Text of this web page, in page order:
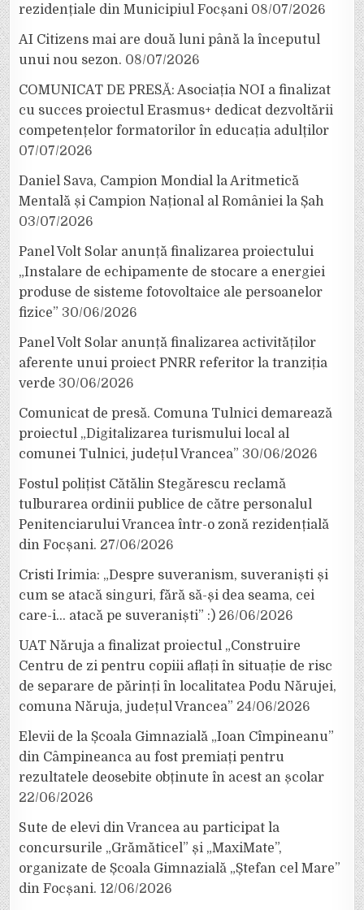
rezidențiale din Municipiul Focșani 08/07/2026
AI Citizens mai are două luni până la începutul
unui nou sezon. 08/07/2026
COMUNICAT DE PRESĂ: Asociația NOI a finalizat
cu succes proiectul Erasmus+ dedicat dezvoltării
competențelor formatorilor în educația adulților
07/07/2026
Daniel Sava, Campion Mondial la Aritmetică
Mentală și Campion Național al României la Șah
03/07/2026
Panel Volt Solar anunță finalizarea proiectului
„Instalare de echipamente de stocare a energiei
produse de sisteme fotovoltaice ale persoanelor
fizice” 30/06/2026
Panel Volt Solar anunță finalizarea activităților
aferente unui proiect PNRR referitor la tranziția
verde 30/06/2026
Comunicat de presă. Comuna Tulnici demarează
proiectul „Digitalizarea turismului local al
comunei Tulnici, județul Vrancea” 30/06/2026
Fostul polițist Cătălin Stegărescu reclamă
tulburarea ordinii publice de către personalul
Penitenciarului Vrancea într-o zonă rezidențială
din Focșani. 27/06/2026
Cristi Irimia: „Despre suveranism, suveraniști și
cum se atacă singuri, fără să-și dea seama, cei
care-i… atacă pe suveraniști” :) 26/06/2026
UAT Năruja a finalizat proiectul „Construire
Centru de zi pentru copiii aflați în situație de risc
de separare de părinți în localitatea Podu Nărujei,
comuna Năruja, județul Vrancea” 24/06/2026
Elevii de la Școala Gimnazială „Ioan Cîmpineanu”
din Câmpineanca au fost premiați pentru
rezultatele deosebite obținute în acest an școlar
22/06/2026
Sute de elevi din Vrancea au participat la
concursurile „Grămăticel” și „MaxiMate”,
organizate de Școala Gimnazială „Ștefan cel Mare”
din Focșani. 12/06/2026